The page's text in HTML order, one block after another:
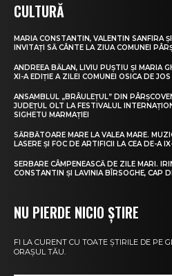
CULTURĂ
MARIA CONSTANTIN, VALENTIN SANFIRA
INVITAȚI SĂ CÂNTE LA ZIUA COMUNEI
ANDREEA BĂLAN, LIVIU PUȘTIU ȘI MARIA
XI-A EDIȚIE A ZILEI COMUNEI OSICA DE JOS
ANSAMBLUL „BRÂULEȚUL” DIN
JUDEȚUL OLT LA FESTIVALUL
SIGHETU MARMAȚIEI
SĂRBĂTOARE MARE LA VALEA MARE.
LASERE ȘI FOC DE ARTIFICII LA CEA DE-A
SERBARE CÂMPENEASCĂ DE ZILE MARI.
CONSTANTIN ȘI LAVINIA BÎRSOGHE, CAP
NU PIERDE NICIO ȘTIRE
FI LA CURENT CU TOATE ȘTIRILE DE PE
ORAȘUL TĂU.